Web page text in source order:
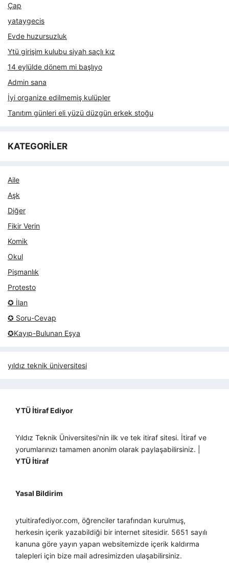
Çap
yataygecis
Evde huzursuzluk
Ytü girişim kulubu siyah saçlı kız
14 eylülde dönem mi başlıyo
Admin sana
İyi organize edilmemiş kulüpler
Tanıtım günleri eli yüzü düzgün erkek stoğu
KATEGORİLER
Aile
Aşk
Diğer
Fikir Verin
Komik
Okul
Pişmanlık
Protesto
✪ İlan
✪ Soru-Cevap
✪Kayıp-Bulunan Eşya
yıldız teknik üniversitesi
YTÜ İtiraf Ediyor
Yıldız Teknik Üniversitesi'nin ilk ve tek itiraf sitesi. İtiraf ve
yorumlarınızı tamamen anonim olarak paylaşabilirsiniz. |
YTÜ İtiraf
Yasal Bildirim
ytuitirafediyor.com, öğrenciler tarafından kurulmuş,
herkesin içerik yazabildiği bir internet sitesidir. 5651 sayılı
kanuna göre yayın yapan websitemizde içerik kaldırma
talepleri için bize mail adresimizden ulaşabilirsiniz.